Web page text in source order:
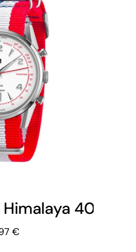
40
€